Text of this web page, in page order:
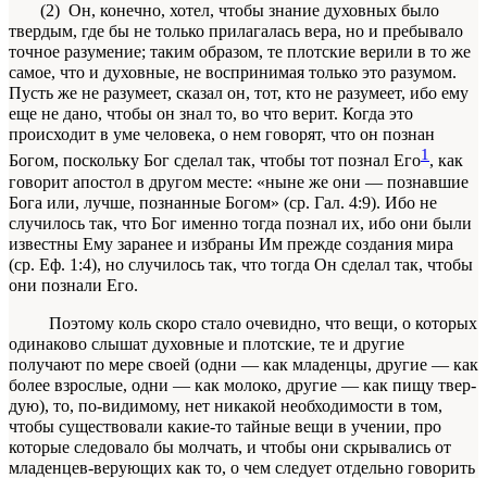
(2) Он, конечно, хотел, чтобы знание духовных было
твердым, где бы не только прилагалась вера, но и пребывало
точное разумение; таким образом, те плотские верили в то же
самое, что и духовные, не воспринимая только это разумом.
Пусть же не разумеет, сказал он, тот, кто не разумеет, ибо ему
еще не дано, чтобы он знал то, во что верит. Когда это
происходит в уме человека, о нем говорят, что он познан
Богом, поскольку Бог сделал так, что­бы тот познал Его1, как
говорит апостол в другом месте: «ныне же они — познавшие
Бога или, луч­ше, познанные Богом» (ср. Гал. 4:9). Ибо не
случи­лось так, что Бог именно тогда познал их, ибо они были
известны Ему заранее и избраны Им прежде создания мира
(ср. Еф. 1:4), но случилось так, что тогда Он сделал так, чтобы
они познали Его.
Поэтому коль скоро стало очевидно, что вещи, о которых
одинаково слышат духовные и плотские, те и другие
получают по мере своей (одни — как младенцы, другие — как
более взрос­лые, одни — как молоко, другие — как пищу твер­
дую), то, по-видимому, нет никакой необходимо­сти в том,
чтобы существовали какие-то тайные вещи в учении, про
которые следовало бы молчать, и чтобы они скрывались от
младенцев-верующих как то, о чем следует отдельно говорить